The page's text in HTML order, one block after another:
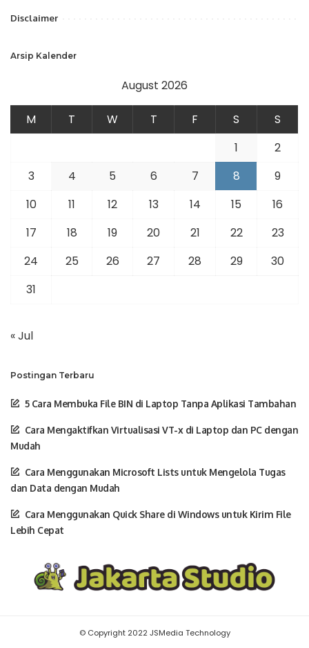
Disclaimer
Arsip Kalender
August 2026
M T W T F S
S
1
2
3
4 5 6 7 8
9
10
11 12 13 14 15
16
17
18 19 20 21 22
23
24
25 26 27 28 29
30
31
« Jul
Postingan Terbaru
5 Cara Membuka File BIN di Laptop Tanpa Aplikasi Tambahan
Cara Mengaktifkan Virtualisasi VT-x di Laptop dan PC dengan
Mudah
Cara Menggunakan Microsoft Lists untuk Mengelola Tugas
dan Data dengan Mudah
Cara Menggunakan Quick Share di Windows untuk Kirim File
Lebih Cepat
© Copyright 2022 JSMedia Technology